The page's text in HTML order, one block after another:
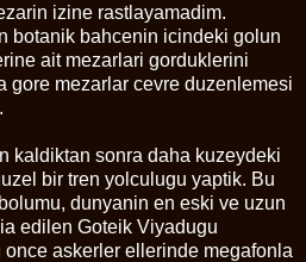
izine rastlayamadim.
botanik bahcenin icindeki golun
ait mezarlari gorduklerini
gore mezarlar cevre duzenlemesi
kaldiktan sonra daha kuzeydeki
bir tren yolculugu yaptik. Bu
dunyanin en eski ve uzun
edilen Goteik Viyadugu
askerler ellerinde megafonla